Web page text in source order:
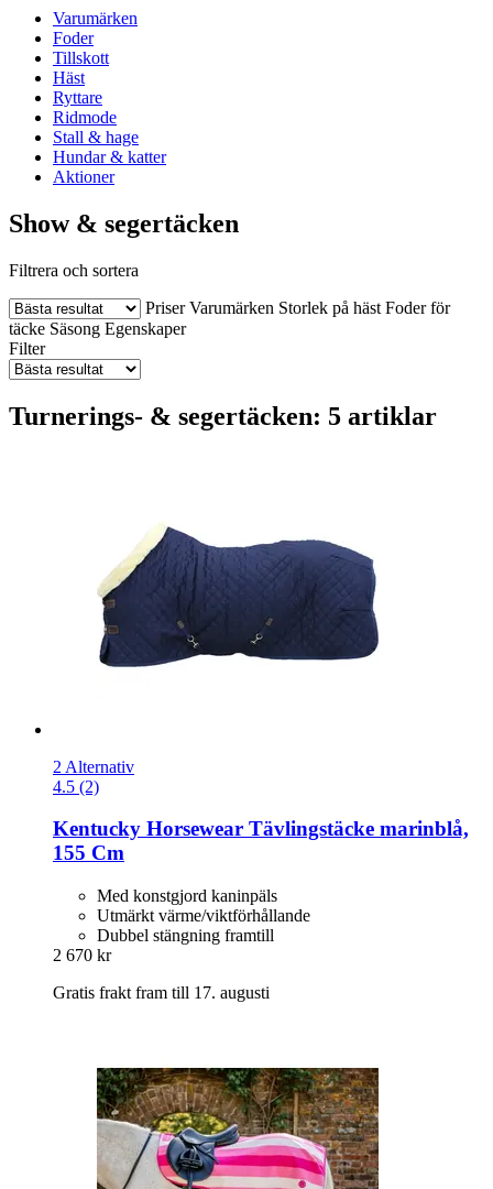
Varumärken
Foder
Tillskott
Häst
Ryttare
Ridmode
Stall & hage
Hundar & katter
Aktioner
Show & segertäcken
Filtrera och sortera
Priser Varumärken Storlek på häst Foder för
täcke Säsong Egenskaper
Filter
Turnerings- & segertäcken: 5 artiklar
2 Alternativ
4.5 (2)
Kentucky Horsewear Tävlingstäcke marinblå,
155 Cm
Med konstgjord kaninpäls
Utmärkt värme/viktförhållande
Dubbel stängning framtill
2 670 kr
Gratis frakt fram till 17. augusti